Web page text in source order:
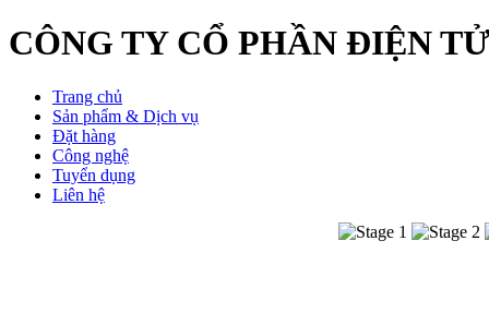
CÔNG TY CỔ PHẦN ĐIỆN
Trang chủ
Sản phẩm & Dịch vụ
Đặt hàng
Công nghệ
Tuyển dụng
Liên hệ